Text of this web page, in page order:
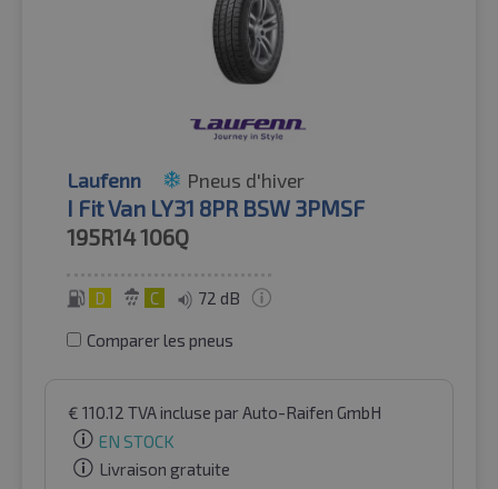
Laufenn Pneus d'hiver
I Fit Van LY31 8PR BSW 3PMSF
195R14106Q
D C 72 dB
Comparer les pneus
€ 110.12 TVA incluse par Auto-Raifen GmbH
EN STOCK
Livraison gratuite